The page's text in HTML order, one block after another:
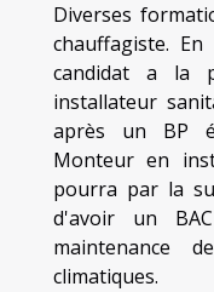
Diverses
chauffagiste.
candidat a la
installateur
après un BP
Monteur en
pourra par la
d'avoir un
maintenance
climatiques.